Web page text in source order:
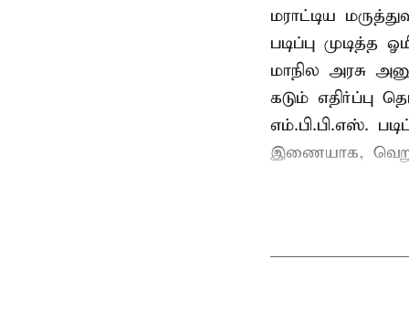
மராட்டிய
படிப்பு
மாநில அரசு
கடும் எதிர்ப்பு
எம்.பி.பி.எஸ்.
இணையாக,